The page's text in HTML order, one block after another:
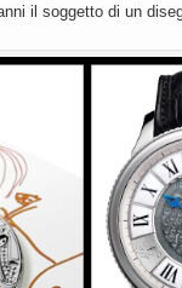
il soggetto di un